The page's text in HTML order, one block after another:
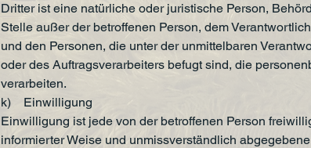
Dritter ist eine natürliche oder juristische Person,
Stelle außer der betroffenen Person, dem
und den Personen, die unter der unmittelbaren
oder des Auftragsverarbeiters befugt sind, die
verarbeiten.
k) Einwilligung
Einwilligung ist jede von der betroffenen Person
informierter Weise und unmissverständlich